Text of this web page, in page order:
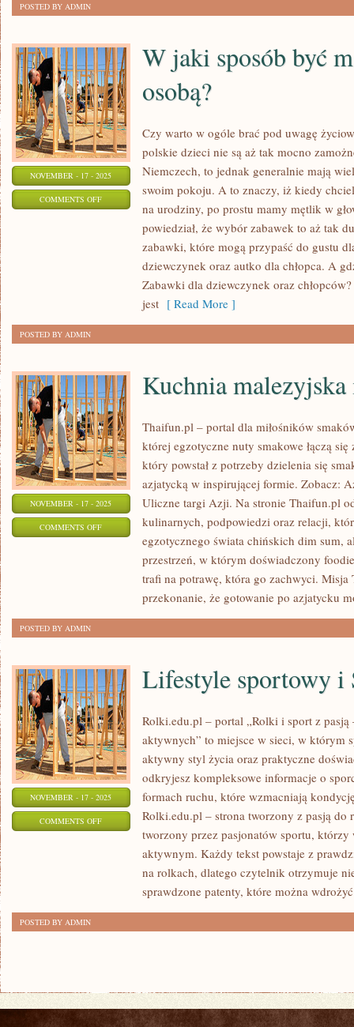
POSTED BY ADMIN
NOVEMBER - 17 - 2025
COMMENTS OFFON
W jaki sposób być
osobą?
Czy warto w ogóle brać pod uwagę
polskie dzieci nie są aż tak mocno
Niemczech, to jednak generalnie mają
swoim pokoju. A to znaczy, iż kiedy
na urodziny, po prostu mamy mętlik w
powiedział, że wybór zabawek to aż tak
zabawki, które mogą przypaść do gustu
dziewczynek oraz autko dla chłopca. A
Zabawki dla dziewczynek oraz
jest [ Read More ]
POSTED BY ADMIN
NOVEMBER - 17 - 2025
COMMENTS OFFON
MALEZYJSKA
INDONEZYJSKA
Kuchnia
Thaifun.pl – portal dla miłośników
której egzotyczne nuty smakowe łączą
który powstał z potrzeby dzielenia się
azjatycką w inspirującej formie. Zobacz:
Uliczne targi Azji. Na stronie Thaifun.pl
kulinarnych, podpowiedzi oraz relacji,
egzotycznego świata chińskich dim sum,
przestrzeń, w którym doświadczony
trafi na potrawę, która go zachwyci. Misja
przekonanie, że gotowanie po azjatycku
POSTED BY ADMIN
NOVEMBER - 17 - 2025
COMMENTS OFFON
SPORTOWY
Lifestyle sportowy
Rolki.edu.pl – portal „Rolki i sport z pasją
aktywnych” to miejsce w sieci, w którym
aktywny styl życia oraz praktyczne
odkryjesz kompleksowe informacje o
formach ruchu, które wzmacniają
Rolki.edu.pl – strona tworzony z pasją
tworzony przez pasjonatów sportu, którzy
aktywnym. Każdy tekst powstaje z
na rolkach, dlatego czytelnik otrzymuje
sprawdzone patenty, które można
POSTED BY ADMIN